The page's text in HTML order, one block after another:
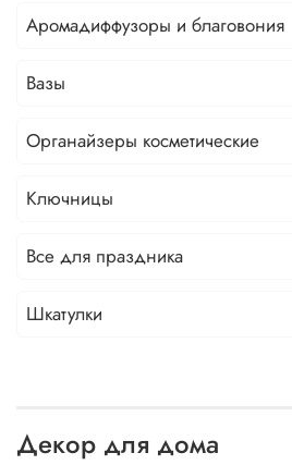
Аромадиффузоры и благовония
Вазы
Органайзеры косметические
Ключницы
Все для праздника
Шкатулки
Декор для дома